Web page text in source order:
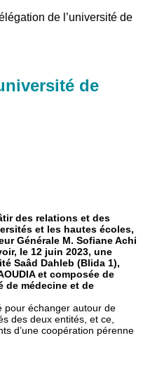
de l’université de
de
des relations et des
et les hautes écoles,
Générale M. Sofiane Achi
le 12 juin 2023, une
Saâd Dahleb (Blida 1),
et composée de
de médecine et de
pour échanger autour de
des deux entités, et ce,
d’une coopération pérenne